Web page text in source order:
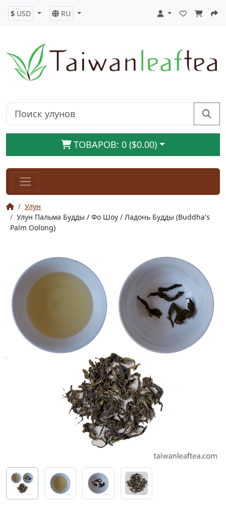
$ USD RU
ТОВАРОВ: 0 ($0.00)
Улун
Улун Пальма Будды / Фо Шоу / Ладонь Будды (Buddha's
Palm Oolong)